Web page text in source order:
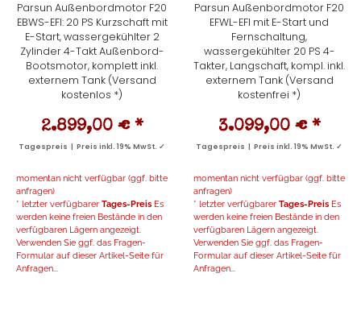
Parsun Außenbordmotor F20
EBWS-EFI: 20 PS Kurzschaft mit
E-Start, wassergekühlter 2
Zylinder 4-Takt Außenbord-
Bootsmotor, komplett inkl.
externem Tank (Versand
kostenlos *)
2.899,00 € *
Tagespreis | Preis inkl. 19% MwSt. ✓
momentan nicht verfügbar (ggf. bitte
anfragen)
* letzter verfügbarer Tages-Preis Es
werden keine freien Bestände in den
verfügbaren Lägern angezeigt.
Verwenden Sie ggf. das Fragen-
Formular auf dieser Artikel-Seite für
Anfragen...
Parsun Außenbordmotor F20
EFWL-EFI mit E-Start und
Fernschaltung,
wassergekühlter 20 PS 4-
Takter, Langschaft, kompl. inkl.
externem Tank (Versand
kostenfrei *)
3.099,00 € *
Tagespreis | Preis inkl. 19% MwSt. ✓
momentan nicht verfügbar (ggf. bitte
anfragen)
* letzter verfügbarer Tages-Preis Es
werden keine freien Bestände in den
verfügbaren Lägern angezeigt.
Verwenden Sie ggf. das Fragen-
Formular auf dieser Artikel-Seite für
Anfragen...